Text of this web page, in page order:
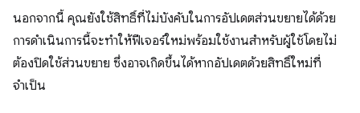
นอกจากนี้ คุณยังใช้สิทธิ์ที่ไม่บังคับในการอัปเดตส่วนขยายได้ด้วย
การดำเนินการนี้จะทำให้ฟีเจอร์ใหม่พร้อมใช้งานสำหรับผู้ใช้โดยไม่
ต้องปิดใช้ส่วนขยาย ซึ่งอาจเกิดขึ้นได้หากอัปเดตด้วยสิทธิ์ใหม่ที่
จำเป็น